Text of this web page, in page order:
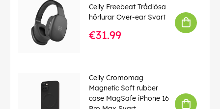
Celly Freebeat Trådlösa
hörlurar Over-ear Svart
€31.99
Celly Cromomag
Magnetic Soft rubber
case MagSafe iPhone 16